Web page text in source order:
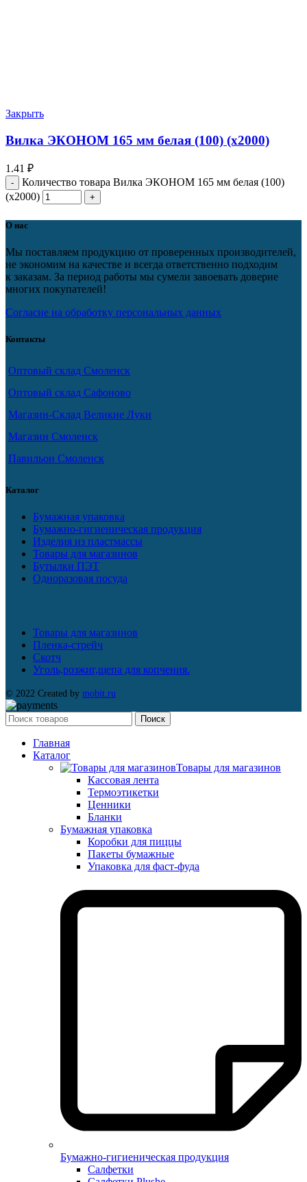
Закрыть
Вилка ЭКОНОМ 165 мм белая (100) (х2000)
1.41 ₽
Количество товара Вилка ЭКОНОМ 165 мм белая (100)
(х2000)
О нас
Мы поставляем продукцию от проверенных производителей,
не экономим на качестве и всегда ответственно подходим
к заказам. За период работы мы сумели завоевать доверие
многих покупателей!
Согласие на обработку персональных данных
Контакты
Оптовый склад Смоленск
Оптовый склад Сафоново
Магазин-Склад Великие Луки
Магазин Смоленск
Павильон Смоленск
Каталог
Бумажная упаковка
Бумажно-гигиеническая продукция
Изделия из пластмассы
Товары для магазинов
Бутылки ПЭТ
Одноразовая посуда
Товары для магазинов
Пленка-стрейч
Скотч
Уголь,розжиг,щепа для копчения.
© 2022 Created by mobit.ru
Поиск
Главная
Каталог
Товары для магазинов
Кассовая лента
Термоэтикетки
Ценники
Бланки
Бумажная упаковка
Коробки для пиццы
Пакеты бумажные
Упаковка для фаст-фуда
Бумажно-гигиеническая продукция
Салфетки